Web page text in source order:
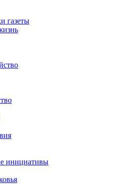
газеты
инициативы